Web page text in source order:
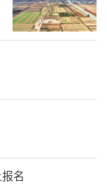
美超声刀从70
治疗仪价格为
到9800元不
元到2820元
到2999元之
到3599元之
、智慧版999
。
名